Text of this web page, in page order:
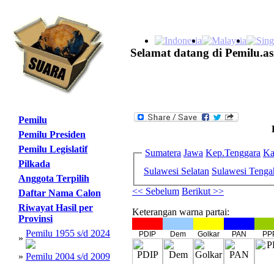
Selamat datang di
Pemilu
Pemilu Presiden
Pemilu Legislatif
Pilkada
Anggota Terpilih
Daftar Nama Calon
Riwayat Hasil per
Provinsi
» Pemilu 1955 s/d 2024
» Pemilu 2004 s/d 2009
Sumatera Jawa Kep.Tenggara
Sulawesi Selatan Sulawesi
<< Sebelum Berikut >>
Keterangan warna partai:
PDIP Dem Golkar PAN